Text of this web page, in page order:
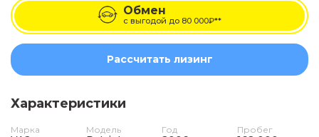
Обмен
с выгодой до 80 000₽**
Рассчитать лизинг
Характеристики
Марка Модель Год Пробег